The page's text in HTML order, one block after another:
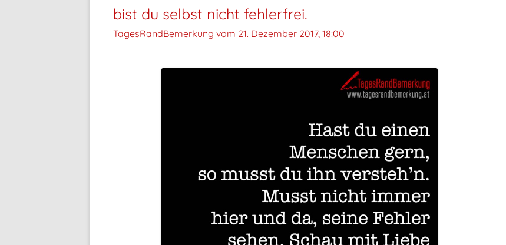
bist du selbst nicht fehlerfrei.
TagesRandBemerkung vom 21. Dezember 2017, 18:00